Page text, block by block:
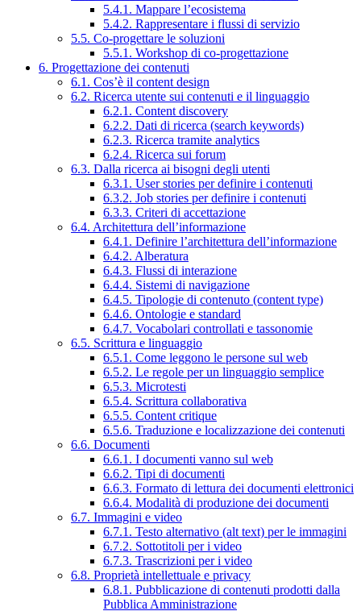
5.4.1. Mappare l’ecosistema
5.4.2. Rappresentare i flussi di servizio
5.5. Co-progettare le soluzioni
5.5.1. Workshop di co-progettazione
6. Progettazione dei contenuti
6.1. Cos’è il content design
6.2. Ricerca utente sui contenuti e il linguaggio
6.2.1. Content discovery
6.2.2. Dati di ricerca (search keywords)
6.2.3. Ricerca tramite analytics
6.2.4. Ricerca sui forum
6.3. Dalla ricerca ai bisogni degli utenti
6.3.1. User stories per definire i contenuti
6.3.2. Job stories per definire i contenuti
6.3.3. Criteri di accettazione
6.4. Architettura dell’informazione
6.4.1. Definire l’architettura dell’informazione
6.4.2. Alberatura
6.4.3. Flussi di interazione
6.4.4. Sistemi di navigazione
6.4.5. Tipologie di contenuto (content type)
6.4.6. Ontologie e standard
6.4.7. Vocabolari controllati e tassonomie
6.5. Scrittura e linguaggio
6.5.1. Come leggono le persone sul web
6.5.2. Le regole per un linguaggio semplice
6.5.3. Microtesti
6.5.4. Scrittura collaborativa
6.5.5. Content critique
6.5.6. Traduzione e localizzazione dei contenuti
6.6. Documenti
6.6.1. I documenti vanno sul web
6.6.2. Tipi di documenti
6.6.3. Formato di lettura dei documenti elettronici
6.6.4. Modalità di produzione dei documenti
6.7. Immagini e video
6.7.1. Testo alternativo (alt text) per le immagini
6.7.2. Sottotitoli per i video
6.7.3. Trascrizioni per i video
6.8. Proprietà intellettuale e privacy
6.8.1. Pubblicazione di contenuti prodotti dalla
Pubblica Amministrazione